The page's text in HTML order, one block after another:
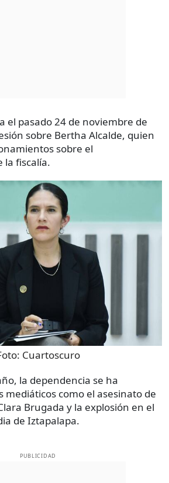
el pasado 24 de noviembre de
sobre Bertha Alcalde, quien
sobre el
la fiscalía.
Cuartoscuro
la dependencia se ha
mediáticos como el asesinato de
Brugada y la explosión en el
de Iztapalapa.
PUBLICIDAD